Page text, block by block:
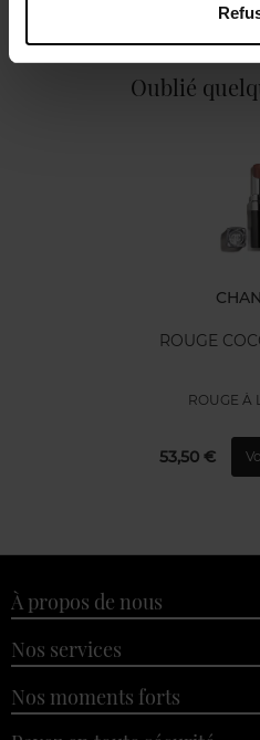
Oublié
ROUGE
ROUGE À
53,50 €
À propos de nous
Nos services
Nos moments forts